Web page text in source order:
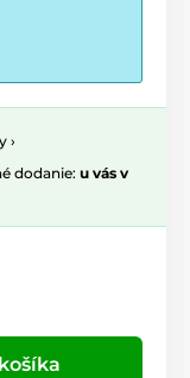
›
dodanie: u vás v